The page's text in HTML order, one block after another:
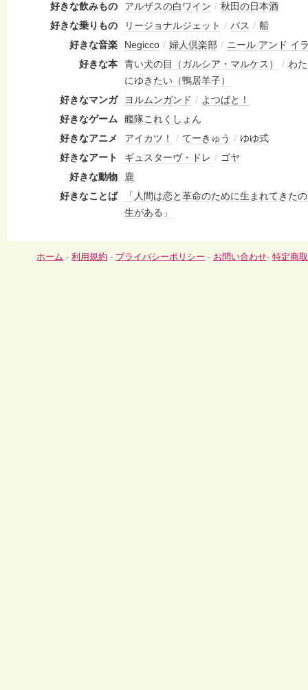
好きな飲みもの
アルザスの白ワイン / 秋田の日本酒
好きな乗りもの
リージョナルジェット / バス / 船
好きな音楽
Negicco / 婦人倶楽部 / ニール アンド イ
好きな本
青い犬の目（ガルシア・マルケス） / わ
にゆきたい（鴨居羊子）
好きなマンガ
ヨルムンガンド / よつばと！
好きなゲーム
艦隊これくしょん
好きなアニメ
アイカツ！ / てーきゅう / ゆゆ式
好きなアート
ギュスターヴ・ドレ / ゴヤ
好きな動物
鹿
好きなことば
「人間は恋と革命のために生まれてきた
生がある」
ホーム - 利用規約 - プライバシーポリシー - お問い合わせ- 特定商